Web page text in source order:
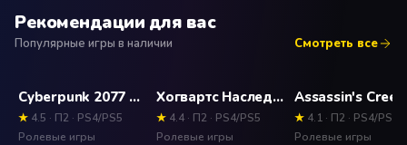
Рекомендации для вас
Популярные игры в наличии Смотреть все
Cyberpunk 2077 Прокат и аренда игры 7 дней
★ 4.5 · П2 · PS4/PS5
Ролевые игры
Хогвартс Наследие Deluxe Edition (Hogwarts Legacy) Прокат и аренда игры 7 дней
★ 4.4 · П2 · PS4/PS5
Ролевые игры
★ 4.1 · П2 · PS4/PS5
Ролевые игры